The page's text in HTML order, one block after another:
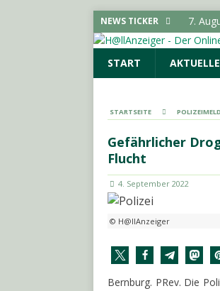
NEWS TICKER 7.
7.
START
STARTSEITE
Gefährlicher
Flucht
4. September 2022
© H@llAnzeiger
Bernburg. PRev. Die